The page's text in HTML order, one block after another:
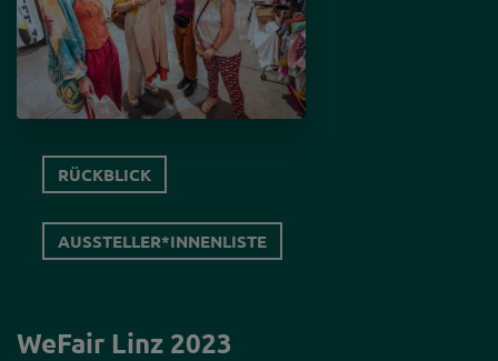
EXHIBITOR
RÜCKBLICK
AUSSTELLER*INNENLISTE
WeFair Linz 2023